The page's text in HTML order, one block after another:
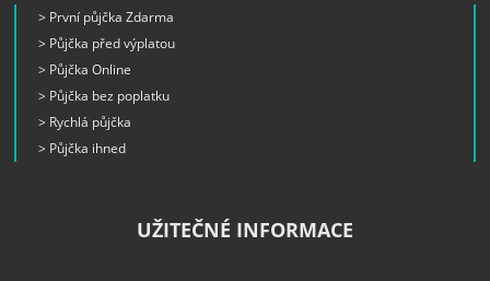
> První půjčka Zdarma
> Půjčka před výplatou
> Půjčka Online
> Půjčka bez poplatku
> Rychlá půjčka
> Půjčka ihned
UŽITEČNÉ INFORMACE